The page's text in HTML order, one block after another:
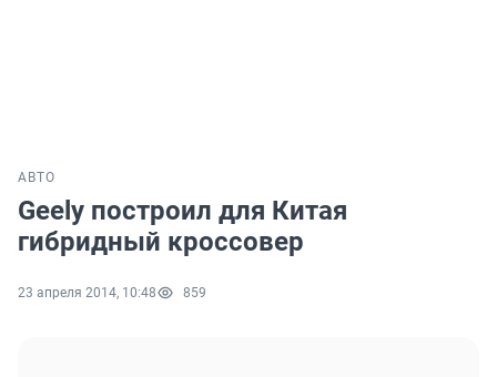
АВТО
Geely построил для Китая
гибридный кроссовер
23 апреля 2014, 10:48 859